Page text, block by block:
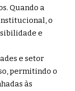
Quando a
o
e
e setor
permitindo o
às